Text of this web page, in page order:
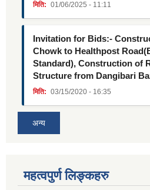
मिति: 01/06/2025 - 11:11
Invitation for Bids:-
Chowk to Healthpost
Standard), Construction of
Structure from Dangibari
मिति: 03/15/2020 - 16:35
अन्य
महत्वपुर्ण लिङ्कहरु